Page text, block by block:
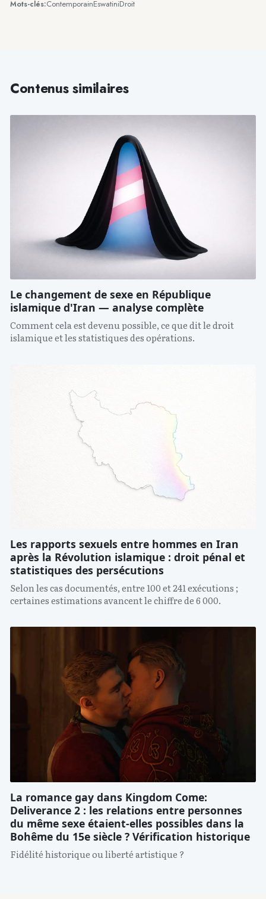
Mots-clés:ContemporainEswatiniDroit
Contenus similaires
Le changement de sexe en République
islamique d'Iran — analyse complète
Comment cela est devenu possible, ce que dit le droit
islamique et les statistiques des opérations.
Les rapports sexuels entre hommes en Iran
après la Révolution islamique : droit pénal et
statistiques des persécutions
Selon les cas documentés, entre 100 et 241 exécutions ;
certaines estimations avancent le chiffre de 6 000.
La romance gay dans Kingdom Come:
Deliverance 2 : les relations entre personnes
du même sexe étaient-elles possibles dans la
Bohême du 15e siècle ? Vérification historique
Fidélité historique ou liberté artistique ?